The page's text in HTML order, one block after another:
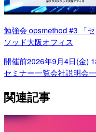
勉強会 opsmethod #3 「
ソッド大阪オフィス
開催前2026年9月4日(金)
セミナー一覧会社説明会
関連記事